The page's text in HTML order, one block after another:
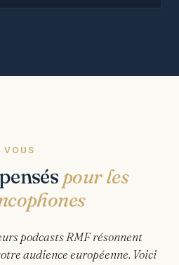
VOUS
pour les
podcasts RMF résonnent
audience européenne. Voici